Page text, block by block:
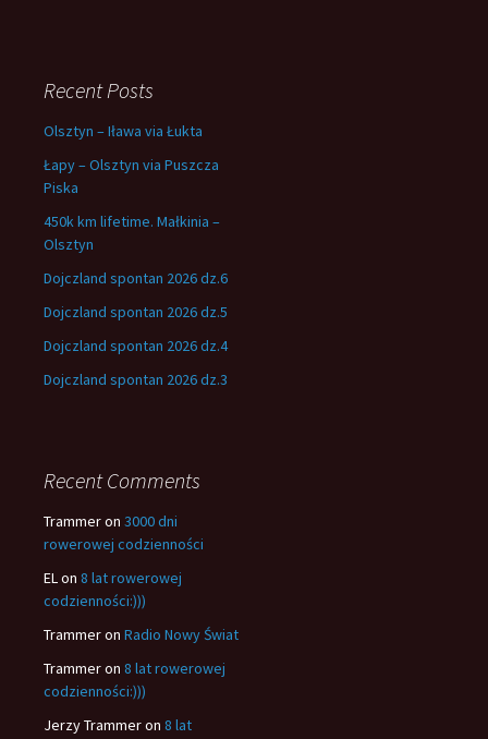
Recent Posts
Olsztyn – Iława via Łukta
Łapy – Olsztyn via Puszcza
Piska
450k km lifetime. Małkinia –
Olsztyn
Dojczland spontan 2026 dz.6
Dojczland spontan 2026 dz.5
Dojczland spontan 2026 dz.4
Dojczland spontan 2026 dz.3
Recent Comments
Trammeron 3000 dni
rowerowej codzienności
ELon 8 lat rowerowej
codzienności:)))
Trammeron Radio Nowy Świat
Trammeron 8 lat rowerowej
codzienności:)))
Jerzy Trammeron 8 lat